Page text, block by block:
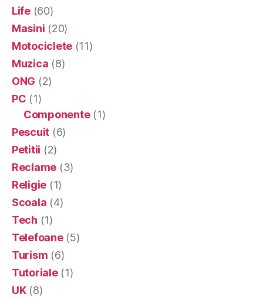
Life(60)
Masini (20)
Motociclete (11)
Muzica (8)
ONG (2)
PC (1)
Componente(1)
Pescuit (6)
Petitii (2)
Reclame (3)
Religie (1)
Scoala (4)
Tech (1)
Telefoane(5)
Turism (6)
Tutoriale(1)
UK(8)